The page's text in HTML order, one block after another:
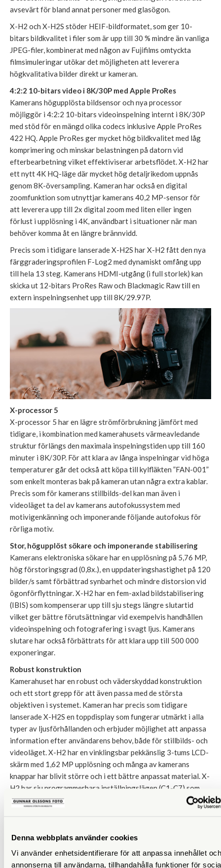
Denna webbplats använder cookies
Vi använder enhetsidentifierare för att anpassa innehållet och
annonserna till användarna, tillhandahålla funktioner för
avsevärt för bland annat personer med glasögon.
X-H2 och X-H2S stöder HEIF-bildformatet, som ger 10-
bitars bildkvalitet i filer som är upp till 30 % mindre än vanliga
JPEG-filer, kombinerat med någon av Fujifilms omtyckta
filmsimuleringar utökar det möjligheten att leverera
högkvalitativa bilder direkt ur kameran.
4:2:2 10-bitars video i 8K/30P med Apple ProRes
Kamerans högupplösta bildsensor och nya processor
möjliggör i 4:2:2 10-bitars videoinspelning internt i 8K/30P
med stöd för en mängd olika codecs inklusive Apple ProRes
422 HQ. Apple ProRes ger mycket hög bildkvalitet med låg
komprimering och minskar belastningen på datorn vid
efterbearbetning vilket effektiviserar arbetsflödet. X-H2 har
ett nytt 4K HQ-läge där mycket hög detaljrikedom uppnås
genom 8K-översampling. Kameran har också en digital
zoomfunktion som utnyttjar kamerans 40,2 MP-sensor för
att leverera upp till 2x digital zoom med liten eller ingen
förlust i upplösning i 4K, användbart i situationer när man
behöver komma åt en längre brännvidd.
Precis som i tidigare lanserade X-H2S har X-H2 fått den nya
färggraderingsprofilen F-Log2 med dynamiskt omfång upp
till hela 13 steg. Kamerans HDMI-utgång (i full storlek) kan
skicka ut 12-bitars ProRes Raw och Blackmagic Raw till en
extern inspelningsenhet upp till 8K/29.97P.
X-processor 5
X-processor 5 har en lägre strömförbrukning jämfört med
tidigare, i kombination med kamerahusets värmeavledande
struktur förlängs den maximala inspelningstiden upp till 160
minuter i 8K/30P. För att klara av långa inspelningar vid höga
temperaturer går det också att köpa till kylfläkten ”FAN-001”
som enkelt monteras bak på kameran utan några extra kablar.
Precis som för kamerans stillbilds-del kan man även i
videoläget ta del av kamerans autofokussystem med
motivigenkänning och imponerande följande autofokus för
rörliga motiv.
Stor, högupplöst sökare och imponerande stabilisering
Kamerans elektroniska sökare har en upplösning på 5,76 MP,
hög förstoringsgrad (0,8x.), en uppdateringshastighet på 120
bilder/s samt förbättrad synbarhet och mindre distorsion vid
ögonförflyttningar. X-H2 har en fem-axlad bildstabilisering
(IBIS) som kompenserar upp till sju stegs längre slutartid
vilket ger bättre förutsättningar vid exempelvis handhållen
videoinspelning och fotografering i svagt ljus. Kamerans
slutare har också förbättrats för att klara upp till 500 000
exponeringar.
Robust konstruktion
Kamerahuset har en robust och väderskyddad konstruktion
och ett stort grepp för att även passa med de största
objektiven i systemet. Kameran har precis som tidigare
lanserade X-H2S en toppdisplay som fungerar utmärkt i alla
typer av ljusförhållanden och erbjuder möjlighet att anpassa
information efter användarens behov, både för stillbilds- och
videoläget. X-H2 har en vinklingsbar pekkänslig 3-tums LCD-
skärm med 1,62 MP upplösning och många av kamerans
knappar har blivit större och i ett bättre anpassat material. X-
H2 har sju programmerbara inställningslägen (C1-C7) som
går att dedicera för antingen stillbild eller video för snabb
en SD-kort (UHS II). För att utnyttja kamerans fulla potential
vid seriebildstagning och videoinspelning rekommenderas
CFexpress typ B.